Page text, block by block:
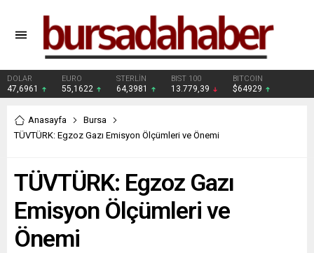
DOLAR
47,6961
EURO
55,1622
STERLİN
64,3981
BIST 100
13.779,39
BITCOIN
$64929
Anasayfa
Bursa
TÜVTÜRK: Egzoz Gazı Emisyon Ölçümleri ve Önemi
TÜVTÜRK: Egzoz Gazı
Emisyon Ölçümleri ve
Önemi